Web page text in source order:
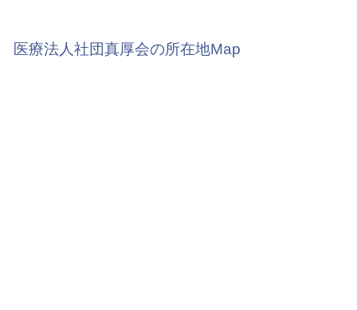
医療法人社団真厚会の所在地Map